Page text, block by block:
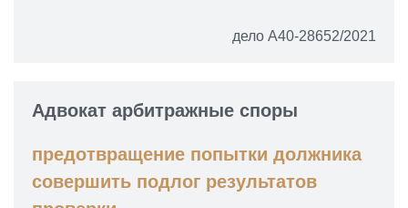
дело А40-28652/2021
Адвокат арбитражные споры
предотвращение попытки должника
совершить подлог результатов